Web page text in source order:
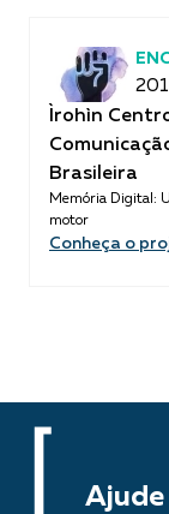
Ìrohìn
Brasileira
Memória Digital:
motor
Conheça o